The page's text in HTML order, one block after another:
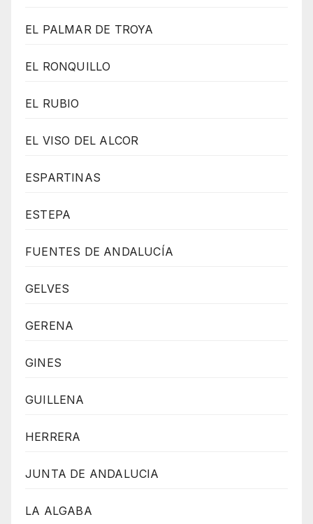
EL PALMAR DE TROYA
EL RONQUILLO
EL RUBIO
EL VISO DEL ALCOR
ESPARTINAS
ESTEPA
FUENTES DE ANDALUCÍA
GELVES
GERENA
GINES
GUILLENA
HERRERA
JUNTA DE ANDALUCIA
LA ALGABA